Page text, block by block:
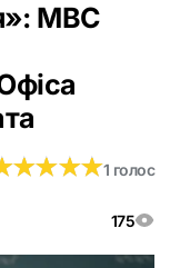
МВС
175
★★★★
★★★★1 голос